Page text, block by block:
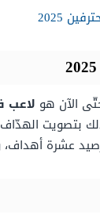
2025
لاعب
عشرة أهداف،